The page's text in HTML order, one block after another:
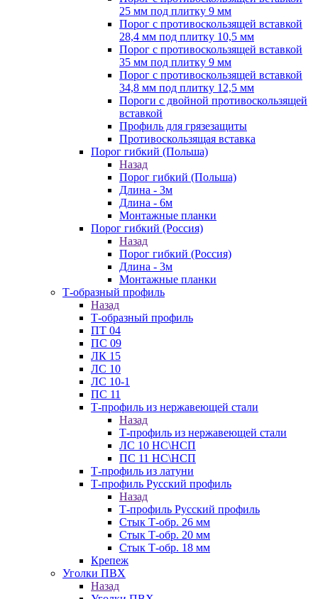
25 мм под плитку 9 мм
Порог с противоскользящей вставкой
28,4 мм под плитку 10,5 мм
Порог с противоскользящей вставкой
35 мм под плитку 9 мм
Порог с противоскользящей вставкой
34,8 мм под плитку 12,5 мм
Пороги с двойной противоскользящей
вставкой
Профиль для грязезащиты
Противоскользящая вставка
Порог гибкий (Польша)
Назад
Порог гибкий (Польша)
Длина - 3м
Длина - 6м
Монтажные планки
Порог гибкий (Россия)
Назад
Порог гибкий (Россия)
Длина - 3м
Монтажные планки
Т-образный профиль
Назад
Т-образный профиль
ПТ 04
ПС 09
ЛК 15
ЛС 10
ЛС 10-1
ПС 11
Т-профиль из нержавеющей стали
Назад
Т-профиль из нержавеющей стали
ЛС 10 НС\НСП
ПС 11 НС\НСП
Т-профиль из латуни
Т-профиль Русский профиль
Назад
Т-профиль Русский профиль
Стык Т-обр. 26 мм
Стык Т-обр. 20 мм
Стык Т-обр. 18 мм
Крепеж
Уголки ПВХ
Назад